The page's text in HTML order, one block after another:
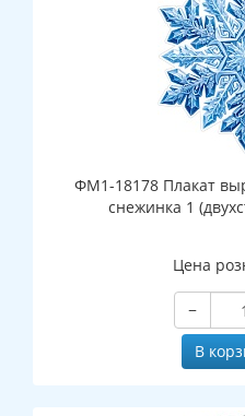
ФМ1-18178 Плакат
снежинка 1
Цена
−
В